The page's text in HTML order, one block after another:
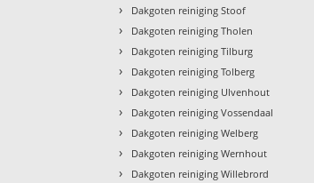
› Dakgoten reiniging Stoof
› Dakgoten reiniging Tholen
› Dakgoten reiniging Tilburg
› Dakgoten reiniging Tolberg
› Dakgoten reiniging Ulvenhout
› Dakgoten reiniging Vossendaal
› Dakgoten reiniging Welberg
› Dakgoten reiniging Wernhout
› Dakgoten reiniging Willebrord